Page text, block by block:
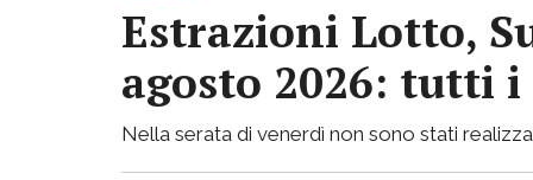
Estrazioni Lotto,
agosto 2026: tutti
Nella serata di venerdì non sono stati